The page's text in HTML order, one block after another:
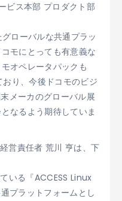
ビス本部 プロダクト部
グローバルな共通プラッ
モにとっても有意義な
オペレータパックも
り、今後ドコモのビジ
メーカのグローバル展
なるよう期待していま
営責任者 荒川 亨は、下
いる『ACCESS Linux
プラットフォームとし